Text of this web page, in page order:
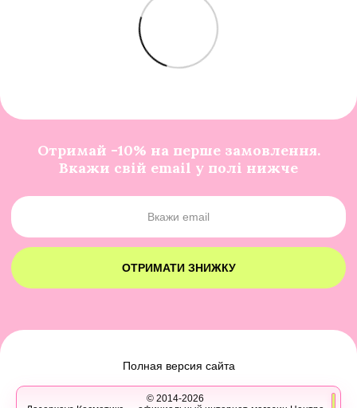
Отримай -10% на перше замовлення.
Вкажи свій email у полі нижче
ОТРИМАТИ ЗНИЖКУ
Полная версия сайта
© 2014-2026